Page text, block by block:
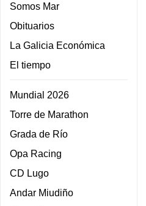
Somos Mar
Obituarios
La Galicia Económica
El tiempo
Mundial 2026
Torre de Marathon
Grada de Río
Opa Racing
CD Lugo
Andar Miudiño